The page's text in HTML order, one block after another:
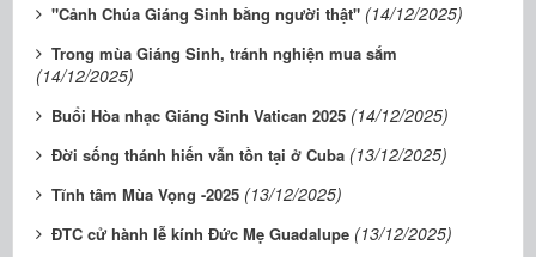
"Cảnh Chúa Giáng Sinh bằng người thật" (14/12/2025)
Trong mùa Giáng Sinh, tránh nghiện mua sắm
(14/12/2025)
Buổi Hòa nhạc Giáng Sinh Vatican 2025 (14/12/2025)
Đời sống thánh hiến vẫn tồn tại ở Cuba (13/12/2025)
Tĩnh tâm Mùa Vọng -2025 (13/12/2025)
ĐTC cử hành lễ kính Đức Mẹ Guadalupe (13/12/2025)